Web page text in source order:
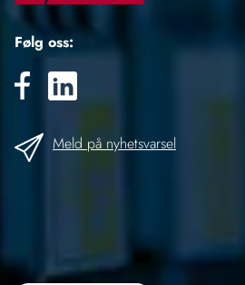
Følg oss:
Meld på nyhetsvarsel